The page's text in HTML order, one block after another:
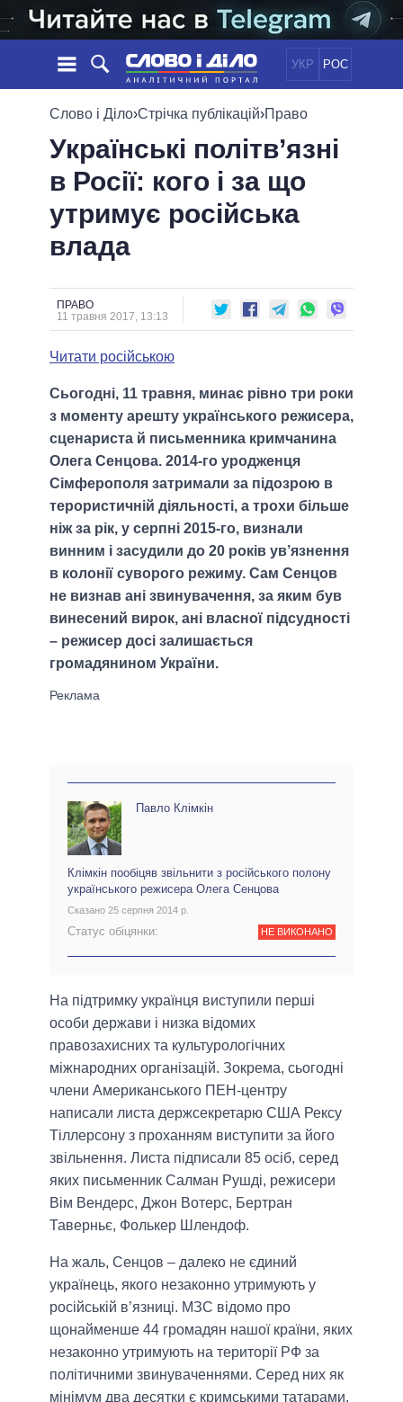
УКР РОС
НОВИНИ
СТРІЧКА
ПОДІЇ
СТАТТІ
ДУМКИ
ОГЛЯДИ
ДАЙДЖЕСТИ
ПОЛІТИКА
ЕКОНОМІКА
СУСПІЛЬСТВО
ОБIЦЯНКИ
ПОЛIТИКИ
УСІ ПОЛІТИКИ
ПРЕЗИДЕНТ І ОФІС
ВЕРХОВНА РАДА
КАБІНЕТ МІНІСТРІВ
МЕРИ МІСТ
ВСІ ПЕРСОНИ
ІНФОГРАФІКА
ПІДТРИМАТИ
ПОРІВНЯННЯ ПОЛІТИКІВ
Слово і Діло›Стрічка публікацій›Право
Українські політв’язні
в Росії: кого і за що
утримує російська
влада
ПРАВО
11 травня 2017, 13:13
Читати російською
Сьогодні, 11 травня, минає рівно три роки
з моменту арешту українського режисера,
сценариста й письменника кримчанина
Олега Сенцова. 2014-го уродженця
Сімферополя затримали за підозрою в
терористичній діяльності, а трохи більше
ніж за рік, у серпні 2015-го, визнали
винним і засудили до 20 років ув’язнення
в колонії суворого режиму. Сам Сенцов
не визнав ані звинувачення, за яким був
винесений вирок, ані власної підсудності
– режисер досі залишається
громадянином України.
Павло Клімкін
Клімкін пообіцяв звільнити з російського полону
українського режисера Олега Сенцова
Сказано 25 серпня 2014 р.
Статус обіцянки: НЕ ВИКОНАНО
На підтримку українця виступили перші
особи держави і низка відомих
правозахисних та культурологічних
міжнародних організацій. Зокрема, сьогодні
члени Американського ПЕН-центру
написали листа держсекретарю США Рексу
Тіллерсону з проханням виступити за його
звільнення. Листа підписали 85 осіб, серед
яких письменник Салман Рушді, режисери
Вім Вендерс, Джон Вотерс, Бертран
Таверньє, Фолькер Шлендоф.
На жаль, Сенцов – далеко не єдиний
українець, якого незаконно утримують у
російській в’язниці. МЗС відомо про
щонайменше 44 громадян нашої країни, яких
незаконно утримують на території РФ за
політичними звинуваченнями. Серед них як
мінімум два десятки є кримськими татарами.